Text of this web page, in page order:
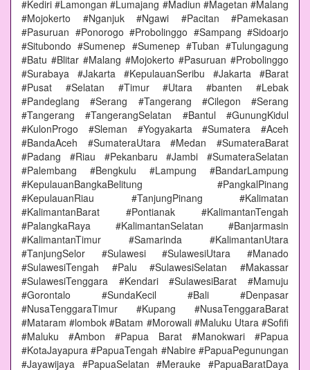
#Kediri #Lamongan #Lumajang #Madiun #Magetan #Malang
#Mojokerto #Nganjuk #Ngawi #Pacitan #Pamekasan
#Pasuruan #Ponorogo #Probolinggo #Sampang #Sidoarjo
#Situbondo #Sumenep #Sumenep #Tuban #Tulungagung
#Batu #Blitar #Malang #Mojokerto #Pasuruan #Probolinggo
#Surabaya #Jakarta #KepulauanSeribu #Jakarta #Barat
#Pusat #Selatan #Timur #Utara #banten #Lebak
#Pandeglang #Serang #Tangerang #Cilegon #Serang
#Tangerang #TangerangSelatan #Bantul #GunungKidul
#KulonProgo #Sleman #Yogyakarta #Sumatera #Aceh
#BandaAceh #SumateraUtara #Medan #SumateraBarat
#Padang #Riau #Pekanbaru #Jambi #SumateraSelatan
#Palembang #Bengkulu #Lampung #BandarLampung
#KepulauanBangkaBelitung #PangkalPinang
#KepulauanRiau #TanjungPinang #Kalimatan
#KalimantanBarat #Pontianak #KalimantanTengah
#PalangkaRaya #KalimantanSelatan #Banjarmasin
#KalimantanTimur #Samarinda #KalimantanUtara
#TanjungSelor #Sulawesi #SulawesiUtara #Manado
#SulawesiTengah #Palu #SulawesiSelatan #Makassar
#SulawesiTenggara #Kendari #SulawesiBarat #Mamuju
#Gorontalo #SundaKecil #Bali #Denpasar
#NusaTenggaraTimur #Kupang #NusaTenggaraBarat
#Mataram #lombok #Batam #Morowali #Maluku Utara #Sofifi
#Maluku #Ambon #Papua Barat #Manokwari #Papua
#KotaJayapura #PapuaTengah #Nabire #PapuaPegunungan
#Jayawijaya #PapuaSelatan #Merauke #PapuaBaratDaya